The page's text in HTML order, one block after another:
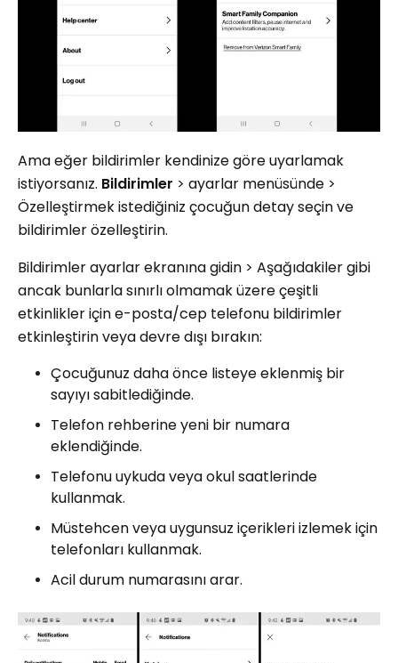
Ama eğer bildirimler kendinize göre uyarlamak
istiyorsanız. Bildirimler > ayarlar menüsünde >
Özelleştirmek istediğiniz çocuğun detay seçin ve
bildirimler özelleştirin.
Bildirimler ayarlar ekranına gidin > Aşağıdakiler gibi
ancak bunlarla sınırlı olmamak üzere çeşitli
etkinlikler için e-posta/cep telefonu bildirimler
etkinleştirin veya devre dışı bırakın:
Çocuğunuz daha önce listeye eklenmiş bir
sayıyı sabitlediğinde.
Telefon rehberine yeni bir numara
eklendiğinde.
Telefonu uykuda veya okul saatlerinde
kullanmak.
Müstehcen veya uygunsuz içerikleri izlemek için
telefonları kullanmak.
Acil durum numarasını arar.